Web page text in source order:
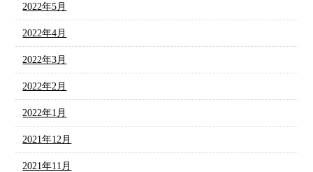
2022年5月
2022年4月
2022年3月
2022年2月
2022年1月
2021年12月
2021年11月